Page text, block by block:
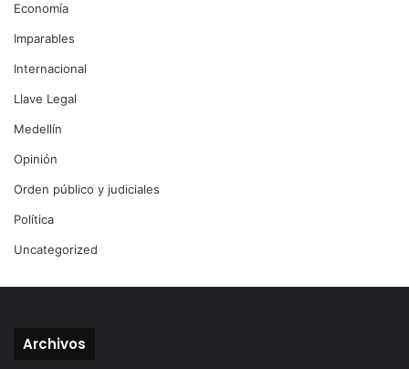
Economía
Imparables
Internacional
Llave Legal
Medellín
Opinión
Orden público y judiciales
Política
Uncategorized
Archivos